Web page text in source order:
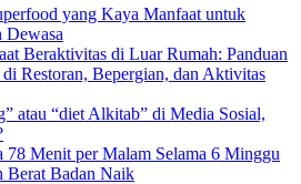
yang Kaya Manfaat untuk
Dewasa
Beraktivitas di Luar Rumah: Panduan
Restoran, Bepergian, dan Aktivitas
atau “diet Alkitab” di Media Sosial,
Menit per Malam Selama 6 Minggu
Berat Badan Naik